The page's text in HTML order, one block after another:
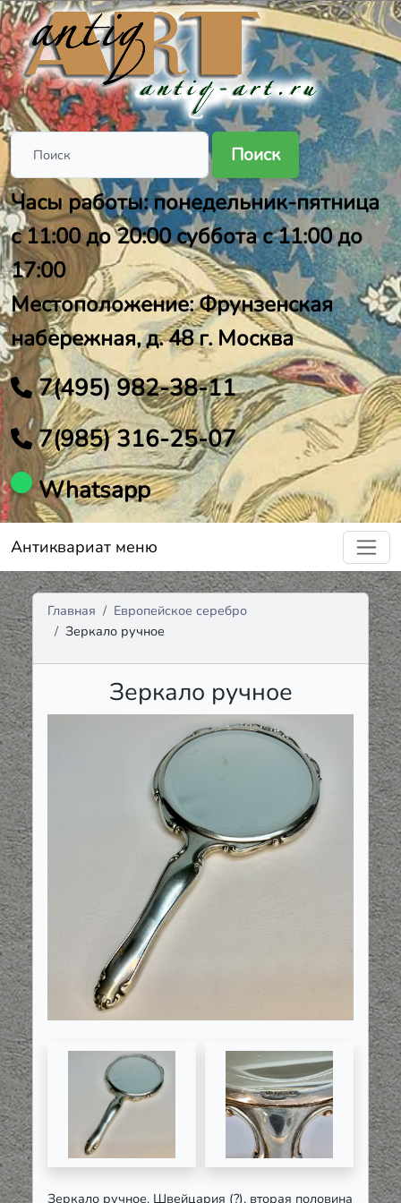
Поиск
Часы работы: понедельник-пятница
с 11:00 до 20:00 суббота с 11:00 до
17:00
Местоположение: Фрунзенская
набережная, д. 48 г. Москва
7(495) 982-38-11
7(985) 316-25-07
Whatsapp
Антиквариат меню
Главная
Европейское серебро
Зеркало ручное
Зеркало ручное
Зеркало ручное. Швейцария (?), вторая половина